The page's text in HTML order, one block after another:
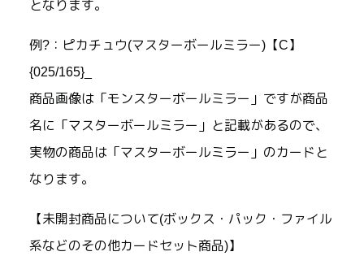
となります。
例?：ピカチュウ(マスターボールミラー)【C】
{025/165}_
商品画像は「モンスターボールミラー」ですが商品
名に「マスターボールミラー」と記載があるので、
実物の商品は「マスターボールミラー」のカードと
なります。
【未開封商品について(ボックス・パック・ファイル
系などのその他カードセット商品)】